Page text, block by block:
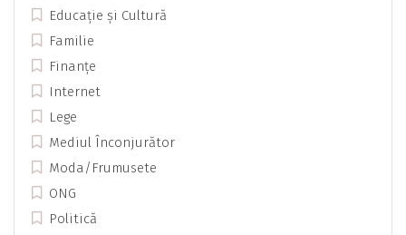
Educație și Cultură
Familie
Finanțe
Internet
Lege
Mediul Înconjurător
Moda/Frumusete
ONG
Politică